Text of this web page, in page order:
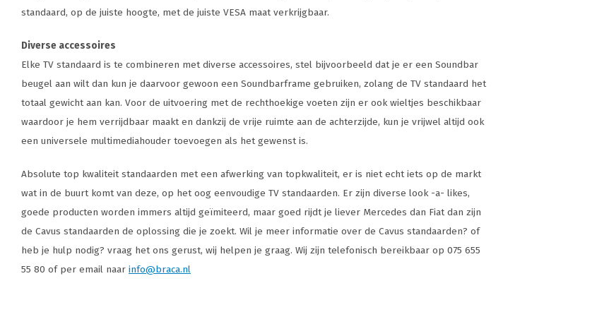
standaard, op de juiste hoogte, met de juiste VESA maat verkrijgbaar.
Diverse accessoires
Elke TV standaard is te combineren met diverse accessoires, stel bijvoorbeeld dat je er een Soundbar
beugel aan wilt dan kun je daarvoor gewoon een Soundbarframe gebruiken, zolang de TV standaard het
totaal gewicht aan kan. Voor de uitvoering met de rechthoekige voeten zijn er ook wieltjes beschikbaar
waardoor je hem verrijdbaar maakt en dankzij de vrije ruimte aan de achterzijde, kun je vrijwel altijd ook
een universele multimediahouder toevoegen als het gewenst is.
Absolute top kwaliteit standaarden met een afwerking van topkwaliteit, er is niet echt iets op de markt
wat in de buurt komt van deze, op het oog eenvoudige TV standaarden. Er zijn diverse look -a- likes,
goede producten worden immers altijd geïmiteerd, maar goed rijdt je liever Mercedes dan Fiat dan zijn
de Cavus standaarden de oplossing die je zoekt. Wil je meer informatie over de Cavus standaarden? of
heb je hulp nodig? vraag het ons gerust, wij helpen je graag. Wij zijn telefonisch bereikbaar op 075 655
55 80 of per email naar info@braca.nl